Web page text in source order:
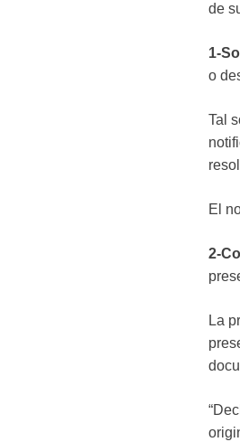
de
1-
o
Tal
El
2-
La